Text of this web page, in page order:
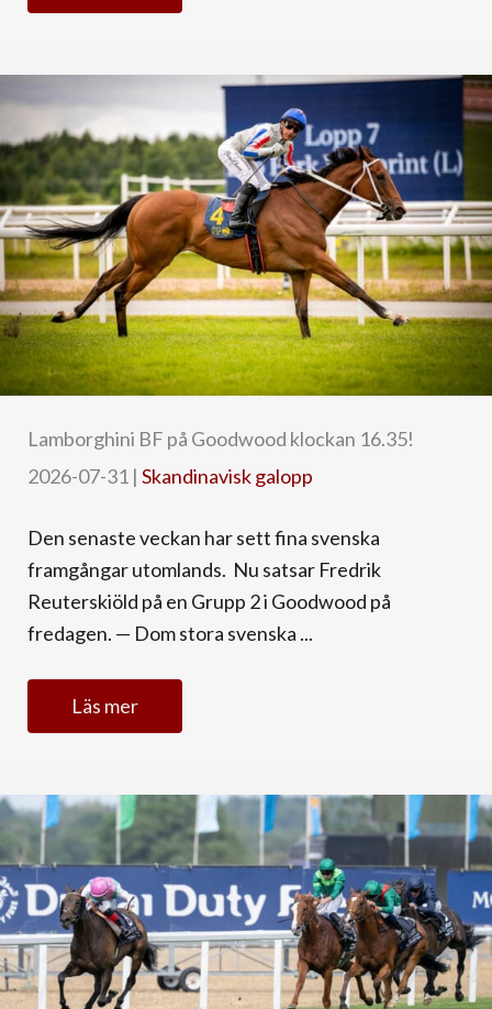
Lamborghini BF på Goodwood klockan 16.35!
2026-07-31 | Skandinavisk galopp
Den senaste veckan har sett fina svenska
framgångar utomlands. Nu satsar Fredrik
Reuterskiöld på en Grupp 2 i Goodwood på
fredagen. — Dom stora svenska ...
Läs mer